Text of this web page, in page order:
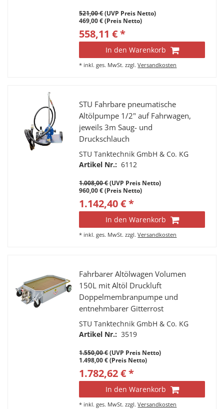
521,00 €(UVP Preis Netto)
469,00 € (Preis Netto)
558,11 € *
In den Warenkorb
* inkl. ges. MwSt. zzgl.Versandkosten
STU Fahrbare pneumatische
Altölpumpe 1/2" auf Fahrwagen,
jeweils 3m Saug- und
Druckschlauch
STU Tanktechnik GmbH & Co. KG
Artikel Nr.: 6112
1.008,00 €(UVP Preis Netto)
960,00 € (Preis Netto)
1.142,40 € *
In den Warenkorb
* inkl. ges. MwSt. zzgl.Versandkosten
Fahrbarer Altölwagen Volumen
150L mit Altöl Druckluft
Doppelmembranpumpe und
entnehmbarer Gitterrost
STU Tanktechnik GmbH & Co. KG
Artikel Nr.: 3519
1.550,00 €(UVP Preis Netto)
1.498,00 € (Preis Netto)
1.782,62 € *
In den Warenkorb
* inkl. ges. MwSt. zzgl.Versandkosten